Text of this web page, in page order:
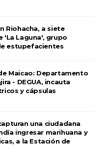
Riohacha, a siete
'La Laguna', grupo
estupefacientes
Maicao: Departamento
- DEGUA, incauta
y cápsulas
una ciudadana
ingresar marihuana y
a la Estación de